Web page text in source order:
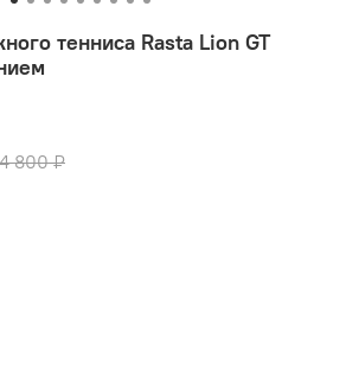
тенниса Rasta Lion GT
800 ₽